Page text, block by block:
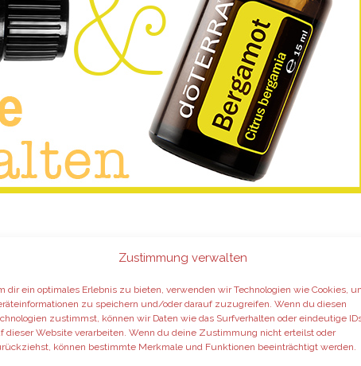
Zustimmung verwalten
dir ein optimales Erlebnis zu bieten, verwenden wir Technologien wie Cookies,
zu speichern und/oder darauf zuzugreifen. Wenn du diesen
zustimmst, können wir Daten wie das Surfverhalten oder eindeutige
dieser Website verarbeiten. Wenn du deine Zustimmung nicht erteilst oder
können bestimmte Merkmale und Funktionen beeinträchtigt werden.